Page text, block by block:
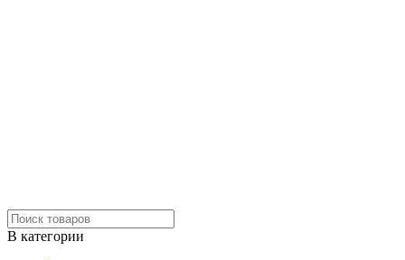
В категории